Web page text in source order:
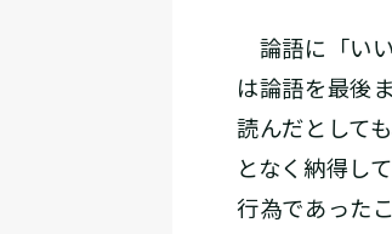
論語に「い
は論語を最後
読んだとして
となく納得し
行為であった